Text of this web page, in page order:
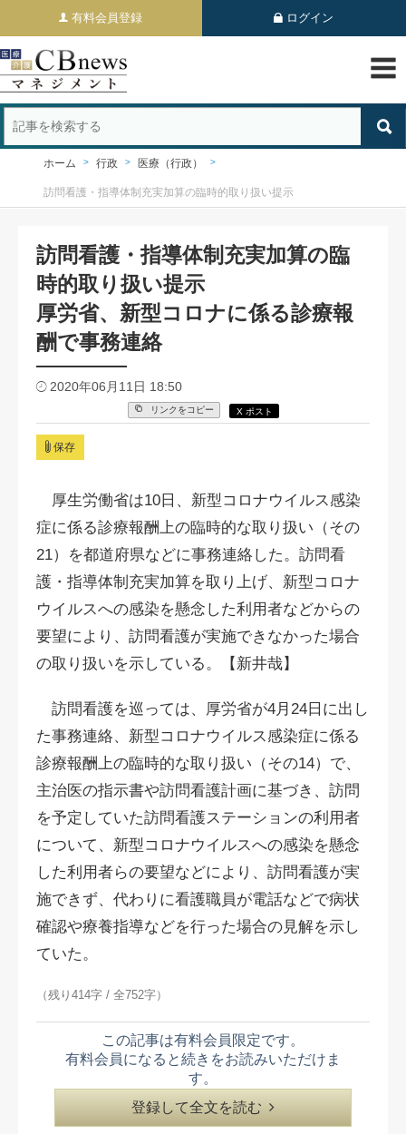
有料会員登録 ログイン
ホーム 行政 医療（行政）
訪問看護・指導体制充実加算の臨時的取り扱い提示
訪問看護・指導体制充実加算の臨
時的取り扱い提示
厚労省、新型コロナに係る診療報
酬で事務連絡
2020年06月11日 18:50
リンクをコピー X ポスト
保存
厚生労働省は10日、新型コロナウイルス感染
症に係る診療報酬上の臨時的な取り扱い（その
21）を都道府県などに事務連絡した。訪問看
護・指導体制充実加算を取り上げ、新型コロナ
ウイルスへの感染を懸念した利用者などからの
要望により、訪問看護が実施できなかった場合
の取り扱いを示している。【新井哉】
訪問看護を巡っては、厚労省が4月24日に出し
た事務連絡、新型コロナウイルス感染症に係る
診療報酬上の臨時的な取り扱い（その14）で、
主治医の指示書や訪問看護計画に基づき、訪問
を予定していた訪問看護ステーションの利用者
について、新型コロナウイルスへの感染を懸念
した利用者らの要望などにより、訪問看護が実
施できず、代わりに看護職員が電話などで病状
確認や療養指導などを行った場合の見解を示し
ていた。
（残り414字 / 全752字）
この記事は有料会員限定です。
有料会員になると続きをお読みいただけま
す。
登録して全文を読む